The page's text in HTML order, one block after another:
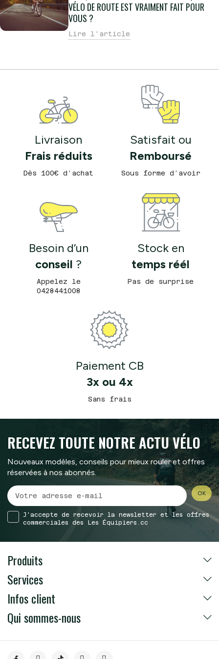
son intégration totale des câbles,
c'est la machine de compétition
VÉLO DE ROUTE EST VRAIMENT FAIT POUR
VOUS ?
Lire l'article
Livraison
Frais réduits
Dès 100€ d’achat
Satisfait ou
Remboursé
Sous forme d’avoir
Besoin d’un
conseil ?
Appelez le
0428441008
Stock en
temps réél
Pas de surprise
Paiement CB
3x ou 4x
Sans frais
RECEVEZ TOUTE NOTRE ACTU VÉLO
Nouveaux modèles, conseils pour mieux rouler et offres
réservées à nos abonnés.
J'accepte de recevoir la newsletter et les offres
commerciales des Les Équipiers.cc
Produits
Services
Infos client
Qui sommes-nous